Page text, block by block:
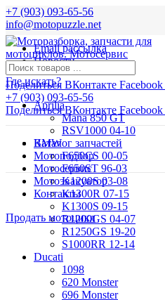
+7 (903) 093-65-56
info@motopuzzle.net
Email рассылка
Новости
Поделиться ВКонтакте Facebook
+7 (903) 093-65-56
Поделиться ВКонтакте Facebook
Где искать?
Aprilia
Mana 850 GT
RSV1000 04-10
BMW
F650CS 00-05
F650ST 96-03
K1200S 03-08
K1300R 07-15
K1300S 09-15
R1200GS 04-07
R1250GS 19-20
S1000RR 12-14
Ducati
1098
620 Monster
696 Monster
Каталог запчастей
Мотоподбор
Мотосервис
Мотоэвакуатор
Контакты
Продать мотоцикл